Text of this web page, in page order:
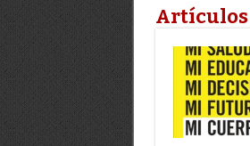
Artículos